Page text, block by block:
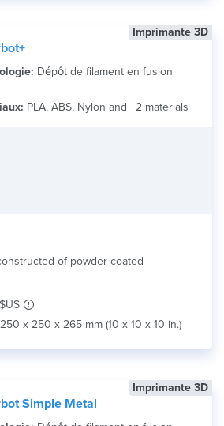
Imprimante 3D
Dépôt de filament en fusion
PLA, ABS, Nylon and +2 materials
of powder coated
250 x 250 x 265 mm (10 x 10 x 10 in.)
Imprimante 3D
Simple Metal